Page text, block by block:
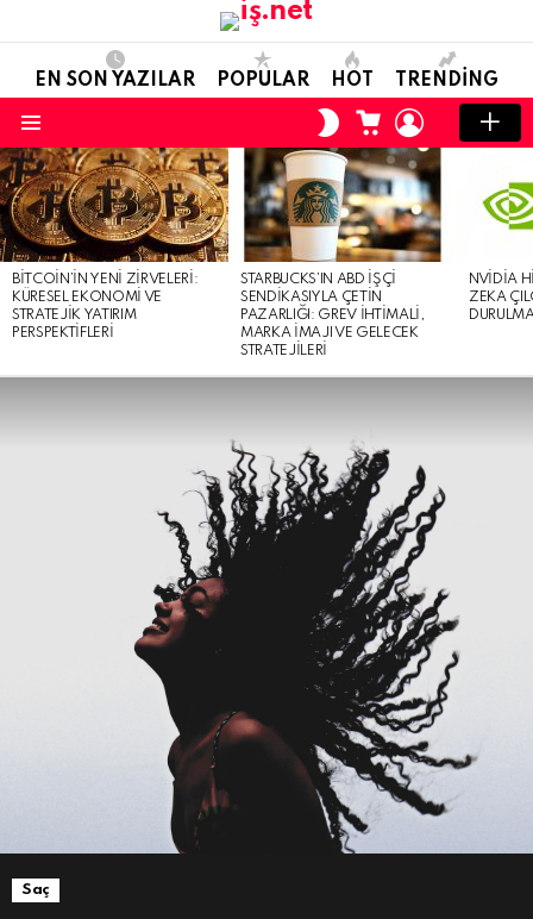
EN SON YAZILAR POPULAR HOT TRENDING
SKIN
ANAHTARI
ALIŞVERIŞ
SEPETI
OTURUM
EN
SON
YAZILAR
BITCOIN’IN YENI ZIRVELERI:
KÜRESEL EKONOMI VE
STRATEJIK YATIRIM
PERSPEKTIFLERI
STARBUCKS’IN ABD İŞÇI
SENDIKASIYLA ÇETIN
PAZARLIĞI: GREV İHTIMALI,
MARKA İMAJI VE GELECEK
STRATEJILERI
NVIDIA
ZEKA
Saç